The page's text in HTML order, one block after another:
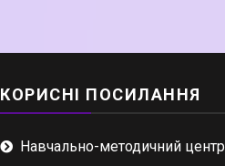
КОРИСНІ ПОСИЛАННЯ
Навчально-методичний центр